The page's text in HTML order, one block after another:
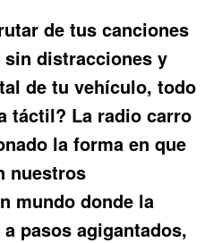
de tus canciones
distracciones y
de tu vehículo, todo
táctil? La radio carro
la forma en que
nuestros
mundo donde la
pasos agigantados,